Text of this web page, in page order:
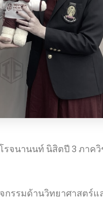
จนานนท์ นิสิตปี 3 ภาควิ
รรมด้านวิทยาศาสตร์แ